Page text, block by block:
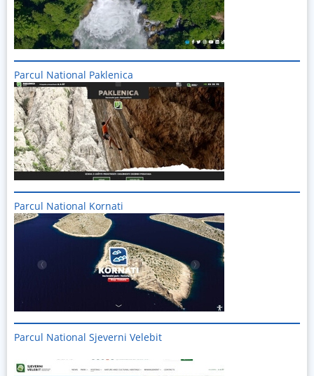
Parcul National Paklenica
Imagine
Parcul National Kornati
Imagine
Parcul National Sjeverni Velebit
Imagine